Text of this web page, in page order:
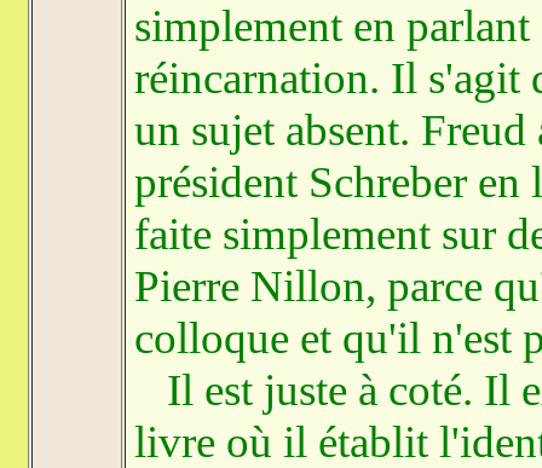
simplement en
réincarnation. Il s'agit
un sujet absent.
président Schreber en
faite simplement sur
Pierre Nillon, parce
colloque et qu'il n'est
Il est juste à coté. Il
livre où il établit